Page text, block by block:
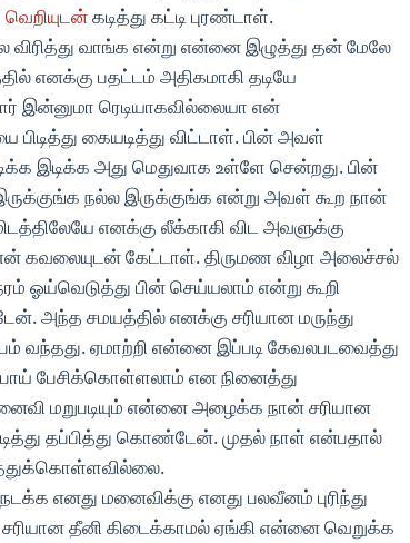
வெறியுடன்கடித்து கட்டி புரண்டாள்.
வாங்க என்று என்னை இழுத்து தன் மேலே
எனக்கு பதட்டம் அதிகமாகி தடியே
இன்னுமா ரெடியாகவில்லையா என்
கையடித்து விட்டாள். பின் அவள்
இடிக்க அது மெதுவாக உள்ளே சென்றது. பின்
நல்ல இருக்குங்க என்று அவள் கூற நான்
எனக்கு லீக்காகி விட அவளுக்கு
கவலையுடன் கேட்டாள். திருமண விழா அலைச்சல்
ஓய்வெடுத்து பின் செய்யலாம் என்று கூறி
அந்த சமயத்தில் எனக்கு சரியான மருந்து
வந்தது. ஏமாற்றி என்னை இப்படி கேவலபடவைத்து
பேசிக்கொள்ளலாம் என நினைத்து
மறுபடியும் என்னை அழைக்க நான் சரியான
தப்பித்து கொண்டேன். முதல் நாள் என்பதால்
எனது மனைவிக்கு எனது பலவீனம் புரிந்து
சரியான தீனி கிடைக்காமல் ஏங்கி என்னை வெறுக்க